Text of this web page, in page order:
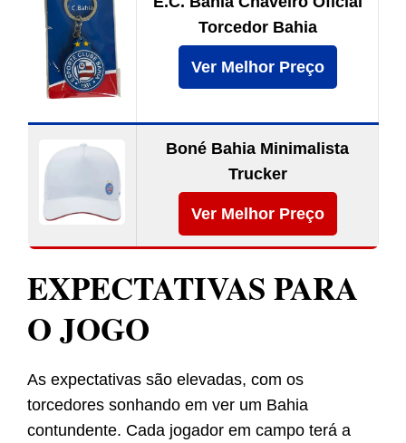
Torcedor Bahia
Ver Melhor Preço
Boné Bahia Minimalista
Trucker
Ver Melhor Preço
EXPECTATIVAS PARA
O JOGO
As expectativas são elevadas, com os
torcedores sonhando em ver um Bahia
contundente. Cada jogador em campo terá a